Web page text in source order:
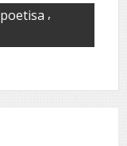
poetisa ,